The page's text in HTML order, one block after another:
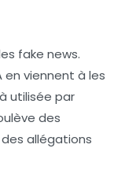
fake news.
en viennent à les
utilisée par
des
allégations